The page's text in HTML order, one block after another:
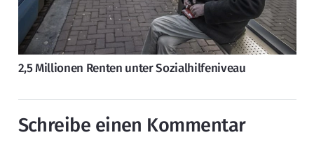
2,5 Millionen Renten unter Sozialhilfeniveau
Schreibe einen Kommentar